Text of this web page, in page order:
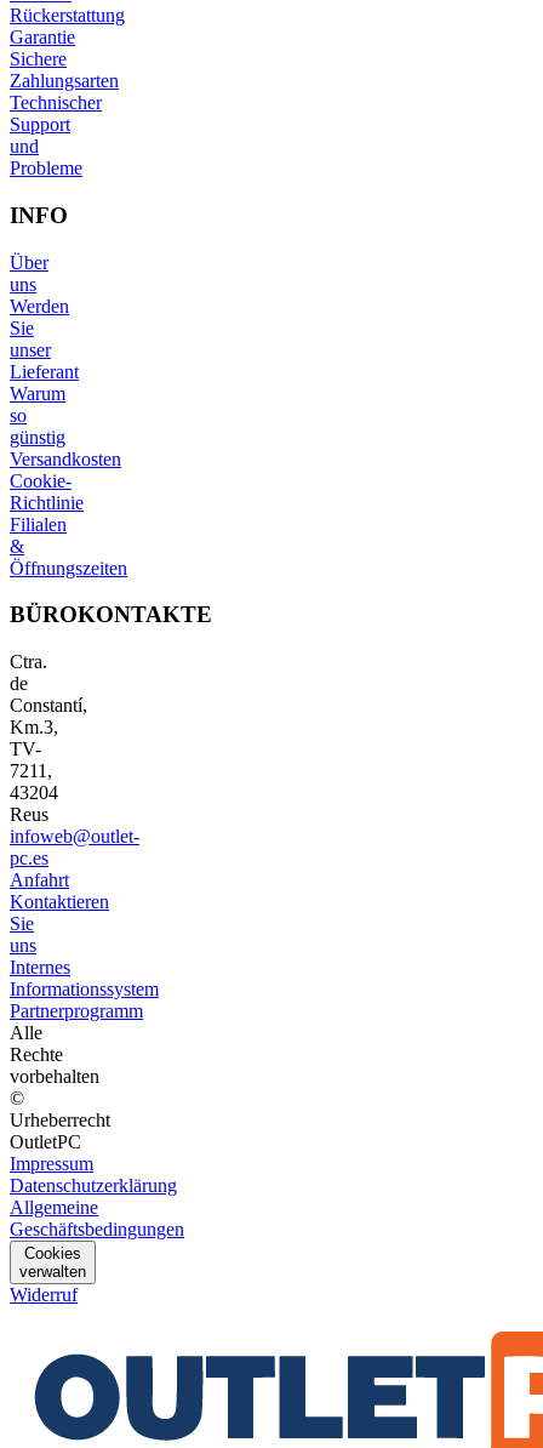
Rückerstattung
Garantie
Sichere
Zahlungsarten
Technischer
Support
und
Probleme
INFO
Über
uns
Werden
Sie
unser
Lieferant
Warum
so
günstig
Versandkosten
Cookie-
Richtlinie
Filialen
&
Öffnungszeiten
BÜROKONTAKTE
Ctra.
de
Constantí,
Km.3,
TV-
7211,
43204
Reus
infoweb@outlet-
pc.es
Anfahrt
Kontaktieren
Sie
uns
Internes
Informationssystem
Partnerprogramm
Alle
Rechte
vorbehalten
©
Urheberrecht
OutletPC
Impressum
Datenschutzerklärung
Allgemeine
Geschäftsbedingungen
Cookies
verwalten
Widerruf